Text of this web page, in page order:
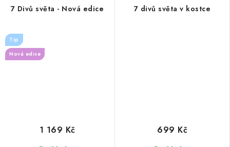
7 Divů světa - Nová edice
Tip
Nová edice
1 169 Kč
7 divů světa v kostce
699 Kč